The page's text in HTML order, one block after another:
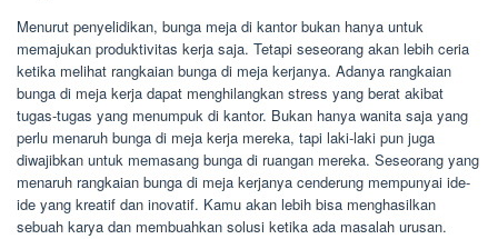
Menurut penyelidikan, bunga meja di kantor bukan hanya untuk
memajukan produktivitas kerja saja. Tetapi seseorang akan lebih ceria
ketika melihat rangkaian bunga di meja kerjanya. Adanya rangkaian
bunga di meja kerja dapat menghilangkan stress yang berat akibat
tugas-tugas yang menumpuk di kantor. Bukan hanya wanita saja yang
perlu menaruh bunga di meja kerja mereka, tapi laki-laki pun juga
diwajibkan untuk memasang bunga di ruangan mereka. Seseorang yang
menaruh rangkaian bunga di meja kerjanya cenderung mempunyai ide-
ide yang kreatif dan inovatif. Kamu akan lebih bisa menghasilkan
sebuah karya dan membuahkan solusi ketika ada masalah urusan.